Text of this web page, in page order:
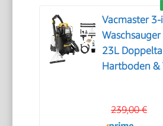
Vacmaster 3-
23L
Hartboden &
239,00 €